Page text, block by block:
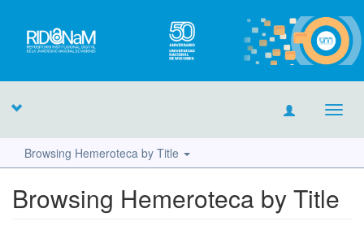
Browsing Hemeroteca by Title
Browsing Hemeroteca by Title